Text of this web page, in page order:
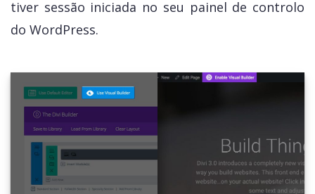
tiver sessão iniciada no seu painel de controlo
do WordPress.